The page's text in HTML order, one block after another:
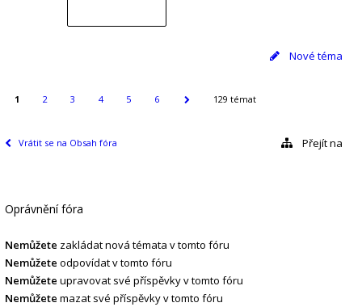
Nové téma
1 2 3 4 5 6 129 témat
Vrátit se na Obsah fóra Přejít na
Oprávnění fóra
Nemůžete zakládat nová témata v tomto fóru
Nemůžete odpovídat v tomto fóru
Nemůžete upravovat své příspěvky v tomto fóru
Nemůžete mazat své příspěvky v tomto fóru